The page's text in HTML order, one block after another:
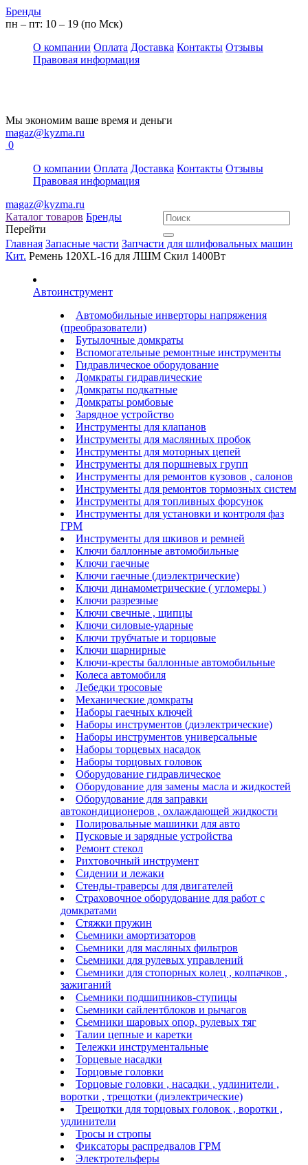
Бренды
пн – пт: 10 – 19 (по Мск)
О компании Оплата Доставка Контакты Отзывы
Правовая информация
Мы экономим ваше время и деньги
magaz@kyzma.ru
0
О компании Оплата Доставка Контакты Отзывы
Правовая информация
magaz@kyzma.ru
Каталог товаров Бренды
Перейти
Главная Запасные части Запчасти для шлифовальных машин
Кит. Ремень 120XL-16 для ЛШМ Скил 1400Вт
Автоинструмент
Автомобильные инверторы напряжения
(преобразователи)
Бутылочные домкраты
Вспомогательные ремонтные инструменты
Гидравлическое оборудование
Домкраты гидравлические
Домкраты подкатные
Домкраты ромбовые
Зарядное устройство
Инструменты для клапанов
Инструменты для маслянных пробок
Инструменты для моторных цепей
Инструменты для поршневых групп
Инструменты для ремонтов кузовов , салонов
Инструменты для ремонтов тормозных систем
Инструменты для топливных форсунок
Инструменты для установки и контроля фаз
ГРМ
Инструменты для шкивов и ремней
Ключи баллонные автомобильные
Ключи гаечные
Ключи гаечные (диэлектрические)
Ключи динамометрические ( угломеры )
Ключи разрезные
Ключи свечные , щипцы
Ключи силовые-ударные
Ключи трубчатые и торцовые
Ключи шарнирные
Ключи-кресты баллонные автомобильные
Колеса автомобиля
Лебедки тросовые
Механические домкраты
Наборы гаечных ключей
Наборы инструментов (диэлектрические)
Наборы инструментов универсальные
Наборы торцевых насадок
Наборы торцовых головок
Оборудование гидравлическое
Оборудование для замены масла и жидкостей
Оборудование для заправки
автокондиционеров , охлаждающей жидкости
Полировальные машинки для авто
Пусковые и зарядные устройства
Ремонт стекол
Рихтовочный инструмент
Сидении и лежаки
Стенды-траверсы для двигателей
Страховочное оборудование для работ с
домкратами
Стяжки пружин
Сьемники амортизаторов
Сьемники для масляных фильтров
Сьемники для рулевых управлений
Сьемники для стопорных колец , колпачков ,
зажиганий
Сьемники подшипников-ступицы
Сьемники сайлентблоков и рычагов
Сьемники шаровых опор, рулевых тяг
Талии цепные и каретки
Тележки инструментальные
Торцевые насадки
Торцовые головки
Торцовые головки , насадки , удлинители ,
воротки , трещотки (диэлектрические)
Трещотки для торцовых головок , воротки ,
удлинители
Тросы и стропы
Фиксаторы распредвалов ГРМ
Электротельферы